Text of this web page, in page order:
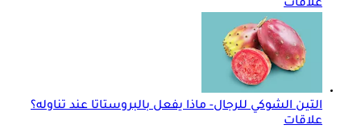
علاقات
التين الشوكي للرجال- ماذا يفعل بالبروستاتا عند تناوله؟
علاقات